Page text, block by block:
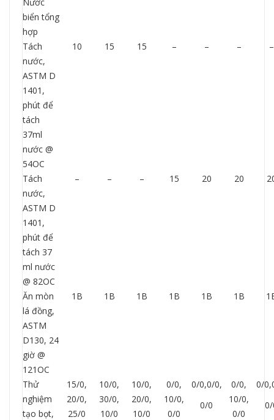
biển tổng
hợp
Tách
nước,
ASTM D
1401,
phút để
tách
37ml
nước @
54OC
10 15 15 – – – –
Tách
nước,
ASTM D
1401,
phút để
tách 37
ml nước
@ 82OC
– – – 15 20 20
Ăn mòn
lá đồng,
ASTM
D130, 24
giờ @
121OC
1B 1B 1B 1B 1B 1B
Thử
nghiệm
tạo bọt,
15/0,
20/0,
25/0
10/0,
30/0,
10/0
10/0,
20/0,
10/0
0/0,
10/0,
0/0
0/0,0/0,
0/0
0/0,
10/0,
0/0
0/